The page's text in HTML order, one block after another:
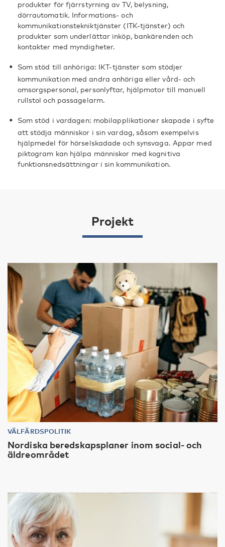
produkter för fjärrstyrning av TV, belysning,
dörrautomatik. Informations- och
kommunikationstekniktjänster (ITK-tjänster) och
produkter som underlättar inköp, bankärenden och
kontakter med myndigheter.
Som stöd till anhöriga: IKT-tjänster som stödjer
kommunikation med andra anhöriga eller vård- och
omsorgspersonal, personlyftar, hjälpmotor till manuell
rullstol och passagelarm.
Som stöd i vardagen: mobilapplikationer skapade i syfte
att stödja människor i sin vardag, såsom exempelvis
hjälpmedel för hörselskadade och synsvaga. Appar med
piktogram kan hjälpa människor med kognitiva
funktionsnedsättningar i sin kommunikation.
Projekt
VÄLFÄRDSPOLITIK
Nordiska beredskapsplaner inom social- och
äldreområdet